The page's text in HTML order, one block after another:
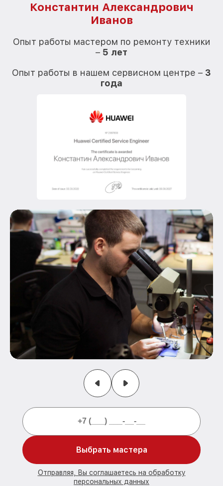
Константин Александрович
Иванов
Опыт работы мастером по ремонту техники
– 5 лет
Опыт работы в нашем сервисном центре – 3
года
Выбрать мастера
Отправляя, Вы соглашаетесь на обработку
персональных данных